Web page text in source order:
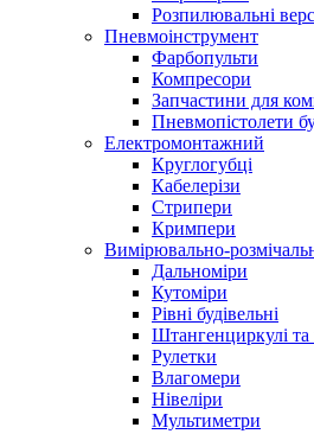
Розпилювальні
Пневмоінструмент
Фарбопульти
Компресори
Запчастини для
Пневмопістолети
Електромонтажний
Круглогубці
Кабелерізи
Стрипери
Кримпери
Вимірювально-
Дальноміри
Кутоміри
Рівні будівельні
Штангенциркулі та
Рулетки
Влагомери
Нівеліри
Мультиметри